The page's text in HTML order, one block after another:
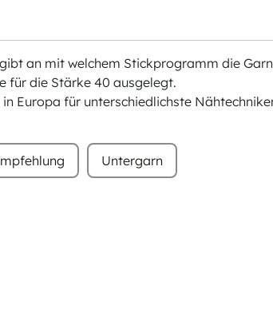
an mit welchem Stickprogramm die
für die Stärke 40 ausgelegt.
Europa für unterschiedlichste
Untergarn